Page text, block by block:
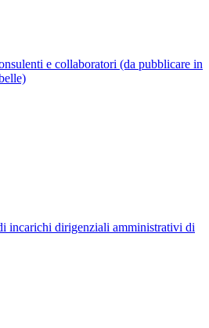
e collaboratori (da pubblicare in
incarichi dirigenziali amministrativi di